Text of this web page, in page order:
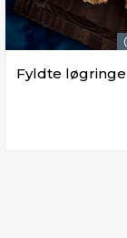
Fyldte